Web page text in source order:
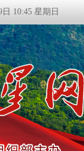
日 10:45 星期日